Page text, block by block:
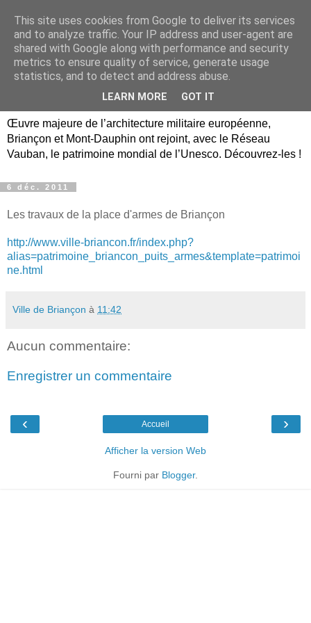
Briançon, Mont-Dauphin,
Vauban Unesco Hautes-
Œuvre majeure de l’architecture militaire européenne,
Briançon et Mont-Dauphin ont rejoint, avec le Réseau
Vauban, le patrimoine mondial de l’Unesco. Découvrez-les !
6 déc. 2011
Les travaux de la place d'armes de Briançon
http://www.ville-briancon.fr/index.php?
alias=patrimoine_briancon_puits_armes&template=patrimoi
ne.html
Ville de Briançon à 11:42
Aucun commentaire:
Enregistrer un commentaire
‹ ›
Accueil
Afficher la version Web
Fourni par Blogger.
This site uses cookies from Google to deliver its services
and to analyze traffic. Your IP address and user-agent are
shared with Google along with performance and security
metrics to ensure quality of service, generate usage
statistics, and to detect and address abuse.
LEARN MORE GOT IT